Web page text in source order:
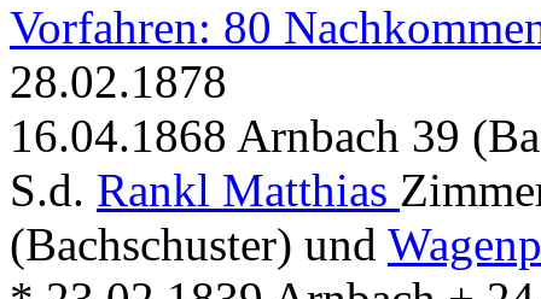
Vorfahren: 80
28.02.1878
16.04.1868 Arnbach 39
S.d. Rankl Matthias
(Bachschuster) und